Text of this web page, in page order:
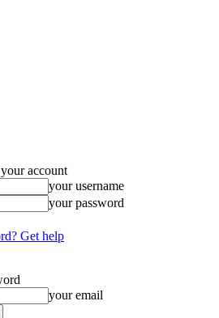
account
your username
your password
Get help
your email